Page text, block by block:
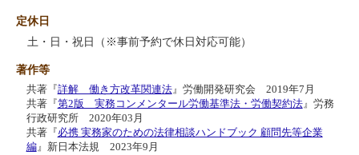
定休日
土・日・祝日（※事前予約で休日対応可能）
著作等
共著『 詳解 働き方改革関連法』労働開発研究会 2019年7月
共著『 第2版 実務コンメンタール労働基準法・労働契約法』労務
行政研究所 2020年03月
共著『 必携 実務家のための法律相談ハンドブック 顧問先等企業
編』新日本法規 2023年9月